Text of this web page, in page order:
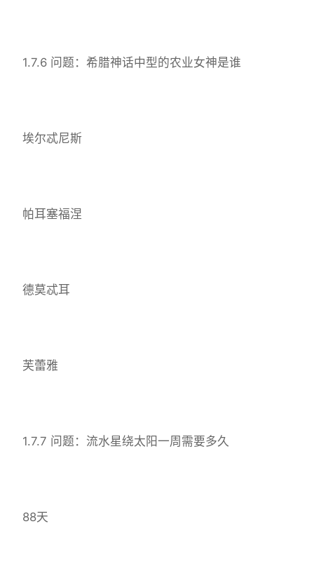
1.7.6 问题：希腊神话中型的农业女神是谁
埃尔忒尼斯
帕耳塞福涅
德莫忒耳
芙蕾雅
1.7.7 问题：流水星绕太阳一周需要多久
88天